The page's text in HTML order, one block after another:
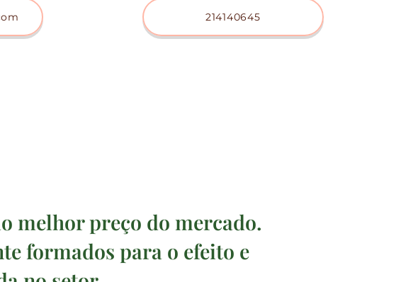
214140645
melhor preço do mercado.
formados para o efeito e